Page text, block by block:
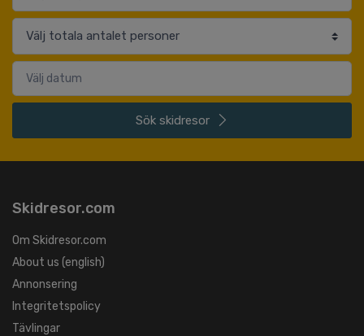
Sök skidresor
Skidresor.com
Om Skidresor.com
About us (english)
Annonsering
Integritetspolicy
Tävlingar